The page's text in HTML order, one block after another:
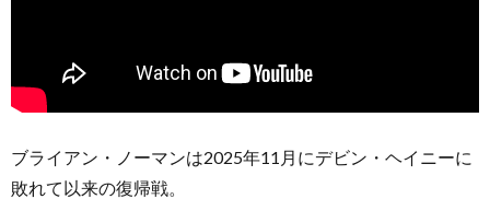
ブライアン・ノーマンは2025年11月にデビン・ヘイニーに
敗れて以来の復帰戦。